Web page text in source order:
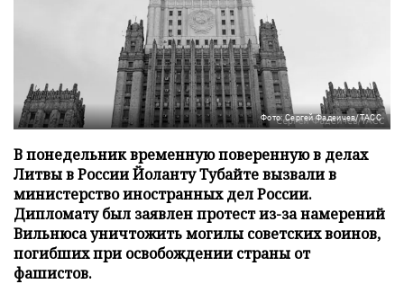
Фото: Сергей Фадеичев/ТАСС
В понедельник временную поверенную в делах
Литвы в России Йоланту Тубайте вызвали в
министерство иностранных дел России.
Дипломату был заявлен протест из-за намерений
Вильнюса уничтожить могилы советских воинов,
погибших при освобождении страны от
фашистов.